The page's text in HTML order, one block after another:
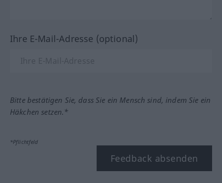
Ihre E-Mail-Adresse (optional)
Bitte bestätigen Sie, dass Sie ein Mensch sind, indem Sie ein
Häkchen setzen.*
*Pflichtfeld
Feedback absenden